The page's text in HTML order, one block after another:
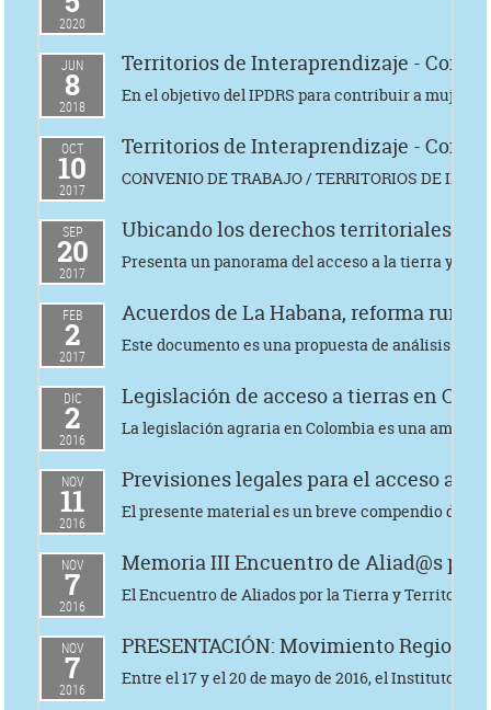
2020
JUN
8
2018
Territorios de Interaprendizaje -
En el objetivo del IPDRS para contribuir a
OCT
10
2017
Territorios de Interaprendizaje -
CONVENIO DE TRABAJO / TERRITORIOS DE
SEP
20
2017
Ubicando los derechos territoriales de
Presenta un panorama del acceso a la tierra y a
FEB
2
2017
Acuerdos de La Habana, reforma rural
Este documento es una propuesta de análisis del
DIC
2
2016
Legislación de acceso a tierras en
La legislación agraria en Colombia es una
NOV
11
2016
Previsiones legales para el acceso a
El presente material es un breve compendio de
NOV
7
2016
Memoria III Encuentro de Aliad@s
El Encuentro de Aliados por la Tierra y Territorio
NOV
7
2016
PRESENTACIÓN: Movimiento
Entre el 17 y el 20 de mayo de 2016, el Instituto